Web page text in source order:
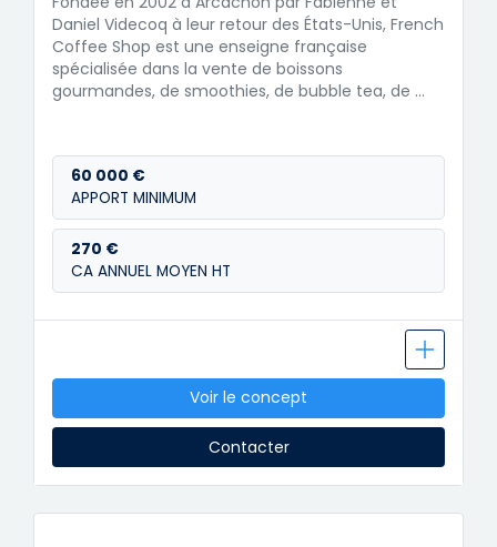
Daniel Videcoq à leur retour des États-Unis, French
Coffee Shop est une enseigne française
spécialisée dans la vente de boissons
gourmandes, de smoothies, de bubble tea, de …
60 000 €
APPORT MINIMUM
270 €
CA ANNUEL MOYEN HT
Voir le concept
Contacter